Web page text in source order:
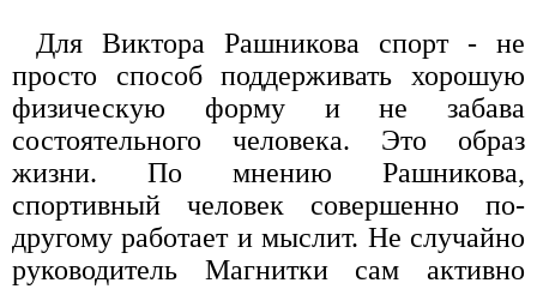
Для Виктора Рашникова спорт - не
просто способ поддерживать хорошую
физическую форму и не забава
состоятельного человека. Это образ
жизни. По мнению Рашникова,
спортивный человек совершенно по-
другому работает и мыслит. Не случайно
руководитель Магнитки сам активно